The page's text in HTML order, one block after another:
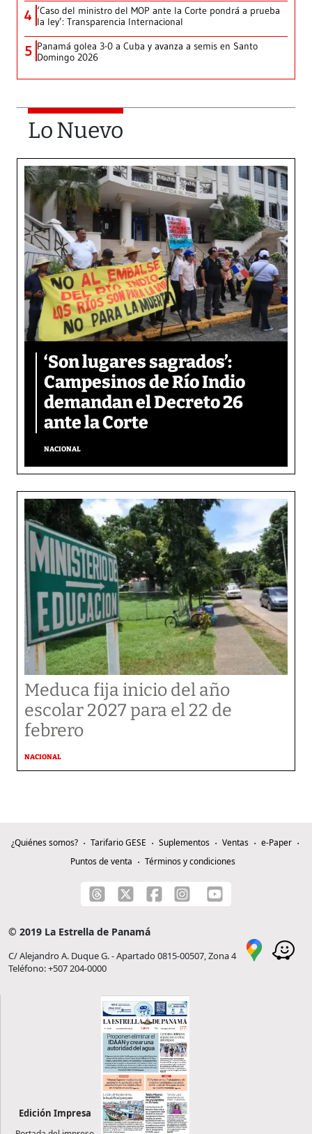
4 ‘Caso del ministro del MOP ante la Corte pondrá a prueba
la ley’: Transparencia Internacional
5 Panamá golea 3-0 a Cuba y avanza a semis en Santo
Domingo 2026
Lo Nuevo
‘Son lugares sagrados’:
Campesinos de Río Indio
demandan el Decreto 26
ante la Corte
NACIONAL
Meduca fija inicio del año
escolar 2027 para el 22 de
febrero
NACIONAL
¿Quiénes somos? Tarifario GESE Suplementos Ventas
e-Paper
Puntos de venta
Términos y condiciones
© 2019 La Estrella de Panamá
C/ Alejandro A. Duque G. - Apartado 0815-00507, Zona 4
Teléfono: +507 204-0000
Edición Impresa